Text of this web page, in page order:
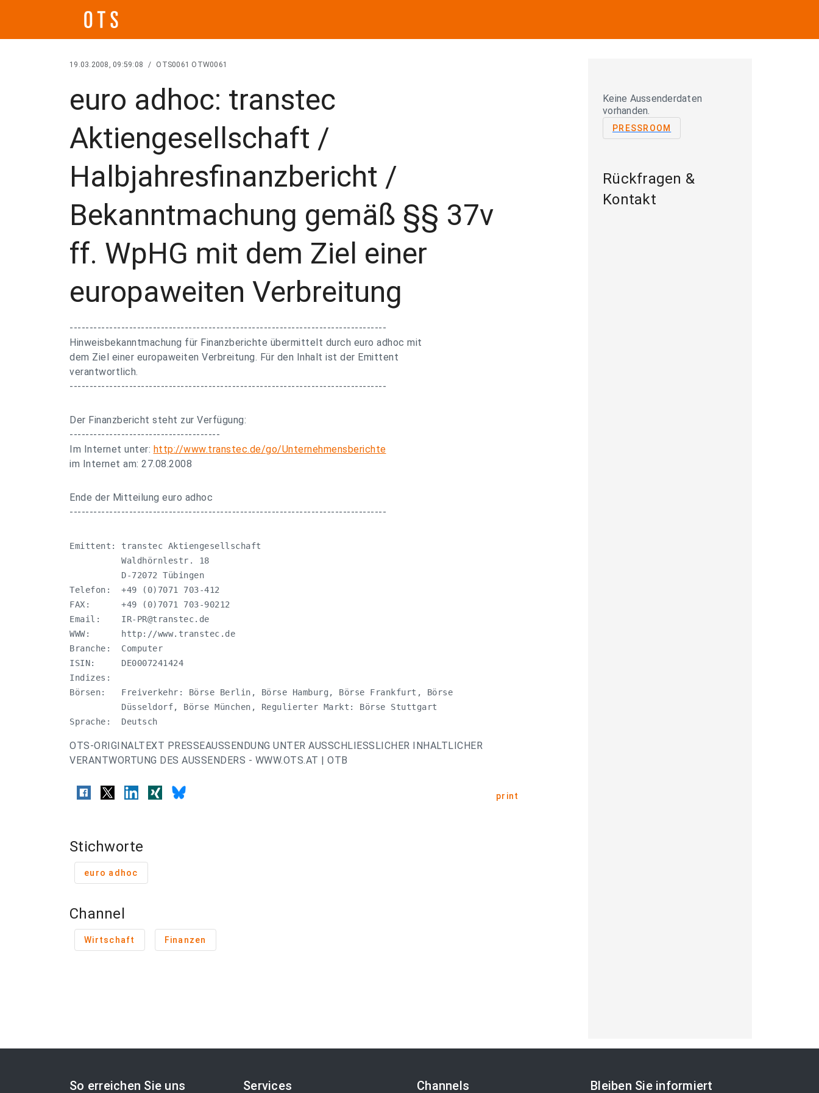
19.03.2008, 09:59:08 / OTS0061 OTW0061
euro adhoc: transtec
Aktiengesellschaft /
Halbjahresfinanzbericht /
Bekanntmachung gemäß §§ 37v
ff. WpHG mit dem Ziel einer
europaweiten Verbreitung
--------------------------------------------------------------------------------
Hinweisbekanntmachung für Finanzberichte übermittelt durch euro adhoc mit
dem Ziel einer europaweiten Verbreitung. Für den Inhalt ist der Emittent
verantwortlich.
--------------------------------------------------------------------------------
Der Finanzbericht steht zur Verfügung:
--------------------------------------
Im Internet unter: http://www.transtec.de/go/Unternehmensberichte
im Internet am: 27.08.2008
Ende der Mitteilung euro adhoc
--------------------------------------------------------------------------------
Emittent: transtec Aktiengesellschaft
          Waldhörnlestr. 18
          D-72072 Tübingen
Telefon:  +49 (0)7071 703-412
FAX:      +49 (0)7071 703-90212
Email: IR-PR@transtec.de
WWW:      http://www.transtec.de
Branche:  Computer
ISIN:     DE0007241424
Indizes:
Börsen:   Freiverkehr: Börse Berlin, Börse Hamburg, Börse Frankfurt, Börse
          Düsseldorf, Börse München, Regulierter Markt: Börse Stuttgart
Sprache:  Deutsch
OTS-ORIGINALTEXT PRESSEAUSSENDUNG UNTER AUSSCHLIESSLICHER INHALTLICHER
VERANTWORTUNG DES AUSSENDERS - WWW.OTS.AT | OTB
print
Stichworte
euro adhoc
Channel
Wirtschaft Finanzen
Keine Aussenderdaten
vorhanden.
PRESSROOM
Rückfragen &
Kontakt
So erreichen Sie uns Services Channels Bleiben Sie informiert